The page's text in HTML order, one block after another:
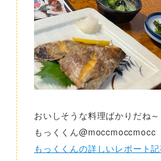
おいしそうな料理ばかりだね～
もっくくん@moccmoccmocc
もっくくんの詳しいレポート